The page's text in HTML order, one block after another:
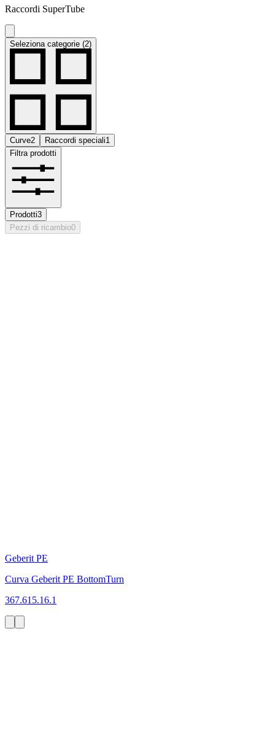
Raccordi SuperTube
Seleziona categorie (2)
Curve2 Raccordi speciali1
Filtra prodotti
Prodotti3
Pezzi di ricambio0
Geberit PE
Curva Geberit PE BottomTurn
367.615.16.1